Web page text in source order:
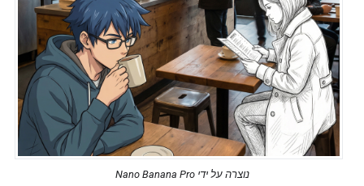
נוצרה על ידי Nano Banana Pro